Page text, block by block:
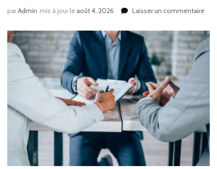
parAdmin mis à jour leaoût 4, 2026 Laisser un commentairesur
les